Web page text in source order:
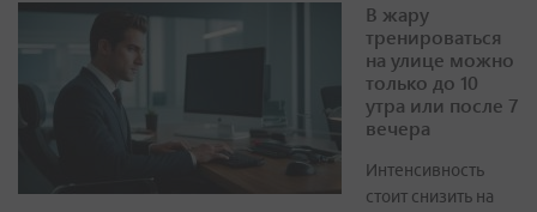
В жару
тренироваться
на улице можно
только до 10
утра или после 7
вечера
Интенсивность
стоит снизить на